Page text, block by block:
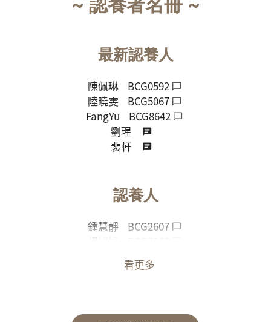
~ 認養者名冊 ~
最新認養人
陳佩琳
BCG0592
陸曉雯
BCG5067
FangYu
BCG8642
劉瑆
裴軒
認養人
鍾慧靜
BCG2607
Yu’ssss
匿名
看更多